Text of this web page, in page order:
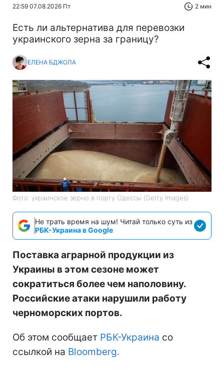
22:59 07.08.2026 Пт 2 мин
Есть ли альтернатива для перевозки
украинского зерна за границу?
ЕЛЕНА БДЖОЛА
Фото: украинское зерно в порту Одессы (Getty Images)
Не трать время на шум! Читай только суть из
РБК-Украина в Google
Поставка аграрной продукции из
Украины в этом сезоне может
сократиться более чем наполовину.
Российские атаки нарушили работу
черноморских портов.
Об этом сообщает РБК-Украина со
ссылкой на Bloomberg.